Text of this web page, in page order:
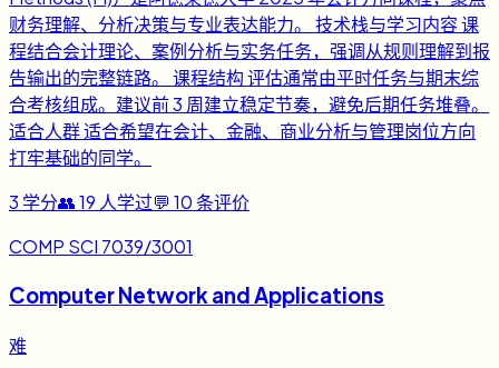
财务理解、分析决策与专业表达能力。 技术栈与学习内容 课
程结合会计理论、案例分析与实务任务，强调从规则理解到报
告输出的完整链路。 课程结构 评估通常由平时任务与期末综
合考核组成。建议前 3 周建立稳定节奏，避免后期任务堆叠。
适合人群 适合希望在会计、金融、商业分析与管理岗位方向
打牢基础的同学。
3 学分👥19 人学过💬 10条评价
COMP SCI 7039/3001
Computer Network and Applications
难